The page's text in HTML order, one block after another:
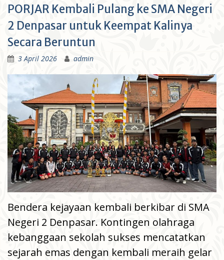
PORJAR Kembali Pulang ke SMA Negeri
2 Denpasar untuk Keempat Kalinya
Secara Beruntun
3 April 2026 admin
Bendera kejayaan kembali berkibar di SMA
Negeri 2 Denpasar. Kontingen olahraga
kebanggaan sekolah sukses mencatatkan
sejarah emas dengan kembali meraih gelar